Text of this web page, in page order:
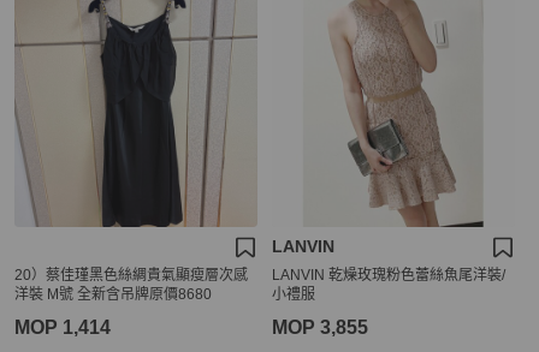
20）蔡佳瑾黑色絲綢貴氣顯瘦層次感
洋裝 M號 全新含吊牌原價8680
MOP 1,414
LANVIN
LANVIN 乾燥玫瑰粉色蕾絲魚尾洋裝/
小禮服
MOP 3,855